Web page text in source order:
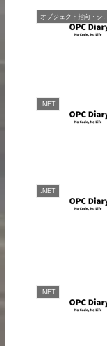
.NET
.NET
.NET